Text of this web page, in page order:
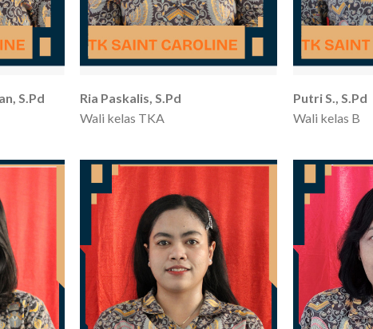
S.Pd
Ria Paskalis, S.Pd
Wali kelas TKA
Putri S., S.Pd
Wali kelas B